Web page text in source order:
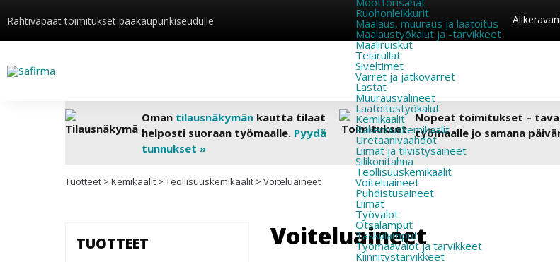
Rahtivapaat toimitukset pääkaupunkiseudulle
Ruohonleikkurit
Maalaus, muuraus ja laatoitus
Maalaustyökalut ja -tarvikkeet
Maaliruiskut
Telarullat
Siveltimet
Varret ja jatkovarret
Lastat
Muurausvälineet
Laatoitustyökalut
Kemikaalit
Rakennuskemikaalit
Uretaanivaahdot
Liimat ja tiivistysaineet
Silikonitahna
Teollisuuskemikaalit
Voiteluaineet
Puhdistusaineet
Liimat
Työvalot
Otsalamput
Taskulamput
Työmaavalot ja tarvikkeet
Kiinnitys­tarvikkeet
Oman tilausnäkymänkautta tilaat
helposti suoraan työmaalle. Pyydä
tunnukset »
Nopeat toimitukset –
työmaalle jo samana
Tuotteet > Kemikaalit > Teollisuuskemikaalit > Voiteluaineet
TUOTTEET Voiteluaineet